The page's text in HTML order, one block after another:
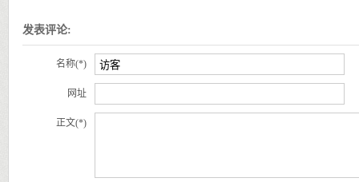
发表评论:
名称(*)
网址
正文(*)